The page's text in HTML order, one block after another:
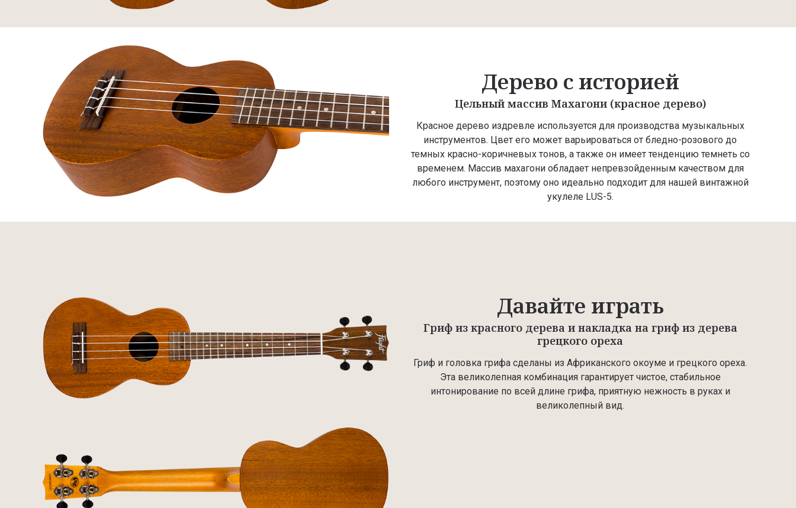
Дерево с историей
Цельный массив Махагони (красное дерево)
Красное дерево издревле используется для производства музыкальных
инструментов. Цвет его может варьироваться от бледно-розового до
темных красно-коричневых тонов, а также он имеет тенденцию темнеть со
временем. Массив махагони обладает непревзойденным качеством для
любого инструмент, поэтому оно идеально подходит для нашей винтажной
укулеле LUS-5.
Давайте играть
Гриф из красного дерева и накладка на гриф из дерева
грецкого ореха
Гриф и головка грифа сделаны из Африканского окоуме и грецкого ореха.
Эта великолепная комбинация гарантирует чистое, стабильное
интонирование по всей длине грифа, приятную нежность в руках и
великолепный вид.